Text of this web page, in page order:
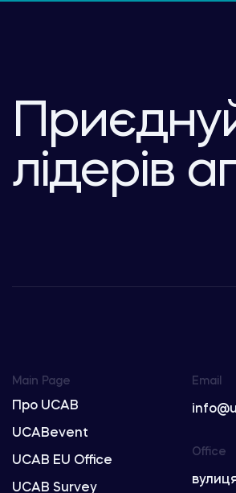
лідерів
Main Page
Про UCAB
UCABevent
UCAB EU Office
UCAB Survey
Email
Office